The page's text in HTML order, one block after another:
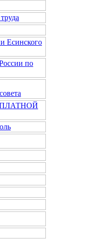
Есинского
по